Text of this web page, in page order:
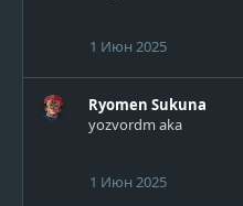
1 Июн 2025
Ryomen Sukuna
yozvordm aka
1 Июн 2025